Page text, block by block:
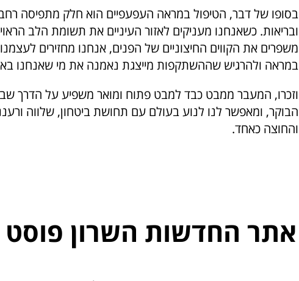
בסופו של דבר, הטיפול במראה העפעפיים הוא חלק מתפיסה
ובריאות. כשאנחנו מעניקים לאזור העיניים את תשומת הלב
משפרים את הקווים החיצוניים של הפנים, אנחנו מחזירים
במראה ולהרגיש שההשתקפות מייצגת נאמנה את מי שאנחנו
וזכרו, המעבר ממבט כבד למבט פתוח ומואר משפיע על הדרך
הבוקר, ומאפשר לנו לנוע בעולם עם תחושת ביטחון, שלווה
והחוצה כאחד.
אתר החדשות השרון פוסט